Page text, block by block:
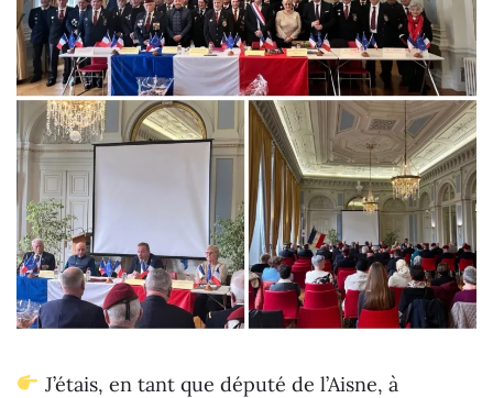
J’étais, en tant que député de l’Aisne, à